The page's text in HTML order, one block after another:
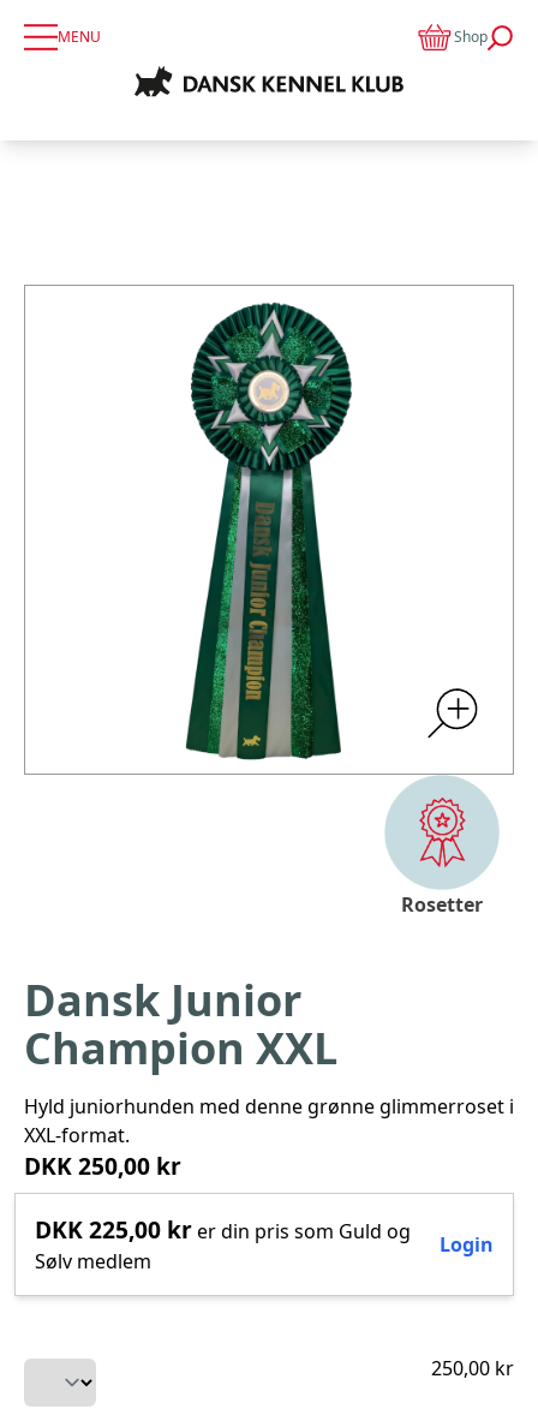
MENU Shop
Rosetter
Dansk Junior
Champion XXL
Hyld juniorhunden med denne grønne glimmerroset i
XXL-format.
DKK 250,00 kr
DKK 225,00 krer din pris som Guld og
Sølv medlem
Login
250,00 kr